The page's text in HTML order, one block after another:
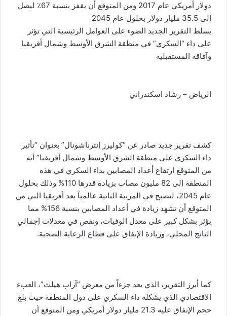
دولار أمريكي عام 2017 ومن المتوقع أن يقفز بنسبة 67٪ ليصل
إلى 35.5 مليار دولار بحلول عام 2045
يسلط التقرير الجديد الضوء على العوامل الرئيسية التي تؤثر
على داء “السكري” في منطقة الشرق الأوسط وشمال أفريقيا
وآفاقه المستقبلية
الرياض – رشاد اسكندراني
كشف تقرير جديد صادر عن “كوليرز إنترناشونال” بعنوان “تأثير
داء السكري على منطقة الشرق الأوسط وشمال أفريقيا” أنه
من المتوقع ارتفاع أعداد المصابين بداء السكري في هذه
المنطقة إلى 82 مليون مصاب بزيادة قدرها 110% وذلك بحلول
عام 2045، لتصبح في المرتبة الثانية عالمياً بعد أفريقيا التي من
المتوقع أن تشهد زيادة في أعداد المصابين بنسبة 156% مما
يؤثر بشكل كبير على معدل الوفيات، ونقص في معدلات إجمالي
الناتج المحلي، وزيادة الإنفاق على قطاع الرعاية الصحية.
كما أبرز التقرير، الذي يعد جزءاً من معرض “آراب هيلث”، العبء
الاقتصادي الذي يشكله داء السكري على دول المنطقة حيث بلغ
حجم الإنفاق عليه 21.3 مليار دولار أمريكي ومن المتوقع أن